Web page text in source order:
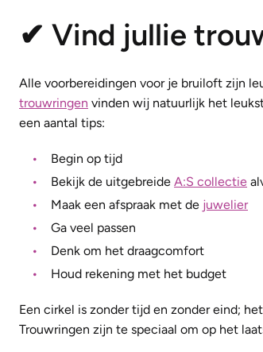
✔ Vind jullie
Alle voorbereidingen voor je bruiloft zijn
trouwringen vinden wij natuurlijk het
een aantal tips:
Begin op tijd
​Bekijk de uitgebreide A:S collectie
Maak een afspraak met de juwelier
Ga veel passen
Denk om het draagcomfort
Houd rekening met het budget
Een cirkel is zonder tijd en zonder eind;
Trouwringen zijn te speciaal om op het